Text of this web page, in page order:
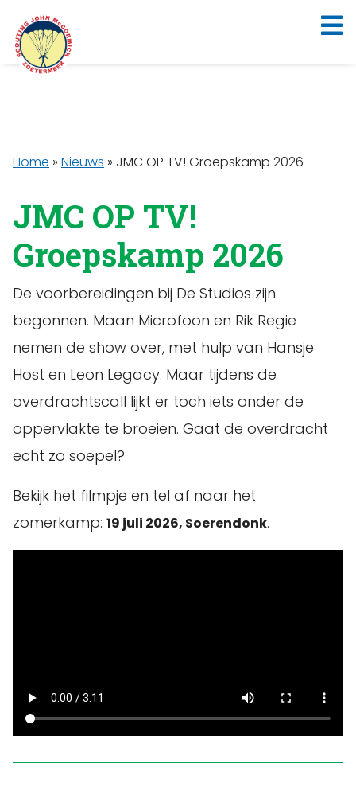
Home » Nieuws » JMC OP TV! Groepskamp 2026
JMC OP TV!
Groepskamp 2026
De voorbereidingen bij De Studios zijn
begonnen. Maan Microfoon en Rik Regie
nemen de show over, met hulp van Hansje
Host en Leon Legacy. Maar tijdens de
overdrachtscall lijkt er toch iets onder de
oppervlakte te broeien. Gaat de overdracht
echt zo soepel?
Bekijk het filmpje en tel af naar het
zomerkamp: 19 juli 2026, Soerendonk.